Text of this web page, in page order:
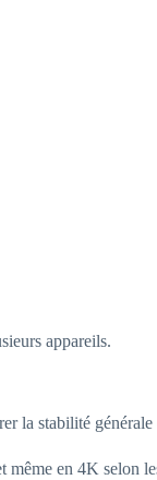
appareils.
la stabilité générale
en 4K selon